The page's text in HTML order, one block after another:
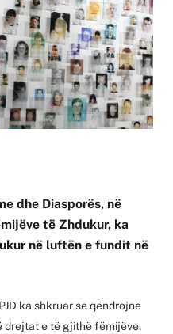
dhe Diasporës, në
të Zhdukur, ka
në luftën e fundit në
ka shkruar se qëndrojnë
drejtat e të gjithë fëmijëve,